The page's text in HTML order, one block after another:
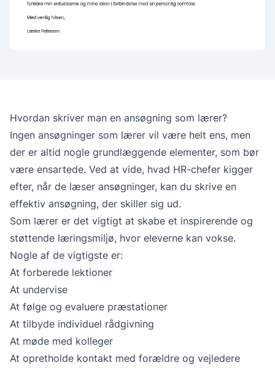
Hvordan skriver man en ansøgning som lærer?
Ingen ansøgninger som lærer vil være helt ens, men
der er altid nogle grundlæggende elementer, som bør
være ensartede. Ved at vide, hvad HR-chefer kigger
efter, når de læser ansøgninger, kan du skrive en
effektiv ansøgning, der skiller sig ud.
Som lærer er det vigtigt at skabe et inspirerende og
støttende læringsmiljø, hvor eleverne kan vokse.
Nogle af de vigtigste er:
At forberede lektioner
At undervise
At følge og evaluere præstationer
At tilbyde individuel rådgivning
At møde med kolleger
At opretholde kontakt med forældre og vejledere